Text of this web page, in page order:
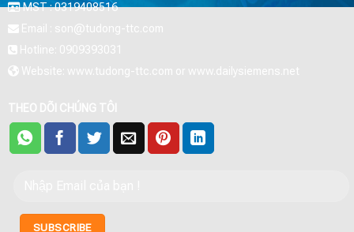
MST : 0319408516
Email : son@tudong-ttc.com
Hotline: 0909393031
Website: www.tudong-ttc.com or www.dailysiemens.net
THEO DÕI CHÚNG TÔI